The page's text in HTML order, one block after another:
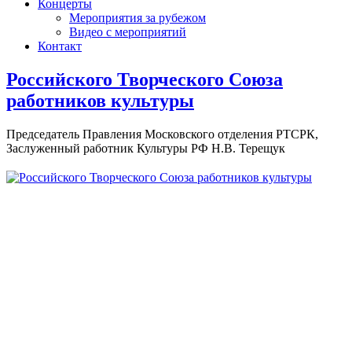
Концерты
Мероприятия за рубежом
Видео с мероприятий
Контакт
Российского Творческого Союза
работников культуры
Председатель Правления Московского отделения РТСРК,
Заслуженный работник Культуры РФ Н.В. Терещук